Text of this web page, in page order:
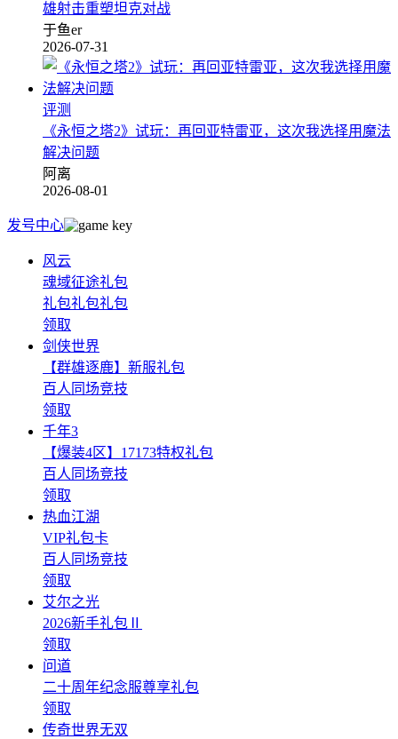
雄射击重塑坦克对战
于鱼er
2026-07-31
评测
《永恒之塔2》试玩：再回亚特雷亚，这次我选择用魔法
解决问题
阿离
2026-08-01
发号中心
风云
魂域征途礼包
礼包礼包礼包
领取
剑侠世界
【群雄逐鹿】新服礼包
百人同场竞技
领取
千年3
【爆装4区】17173特权礼包
百人同场竞技
领取
热血江湖
VIP礼包卡
百人同场竞技
领取
艾尔之光
2026新手礼包Ⅱ
领取
问道
二十周年纪念服尊享礼包
领取
传奇世界无双